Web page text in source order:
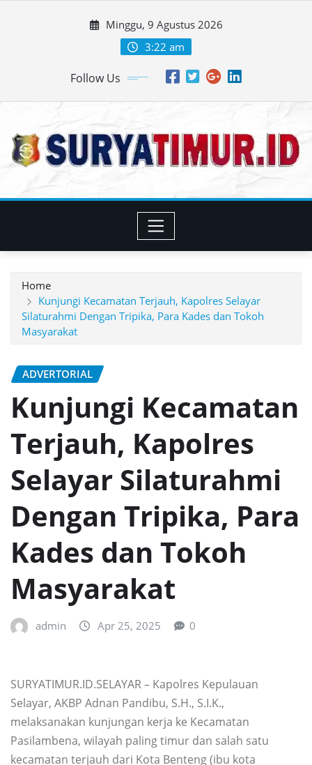
Minggu, 9 Agustus 2026
3:22 am
Follow Us
Home
Kunjungi Kecamatan Terjauh, Kapolres Selayar
Silaturahmi Dengan Tripika, Para Kades dan Tokoh
Masyarakat
ADVERTORIAL
Kunjungi Kecamatan
Terjauh, Kapolres
Selayar Silaturahmi
Dengan Tripika, Para
Kades dan Tokoh
Masyarakat
admin Apr 25, 2025 0
SURYATIMUR.ID.SELAYAR – Kapolres Kepulauan
Selayar, AKBP Adnan Pandibu, S.H., S.I.K.,
melaksanakan kunjungan kerja ke Kecamatan
Pasilambena, wilayah paling timur dan salah satu
kecamatan terjauh dari Kota Benteng (ibu kota